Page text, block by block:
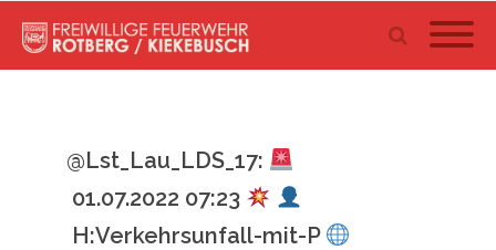
@Lst_Lau_LDS_17:
01.07.2022 07:23
H:Verkehrsunfall-mit-P